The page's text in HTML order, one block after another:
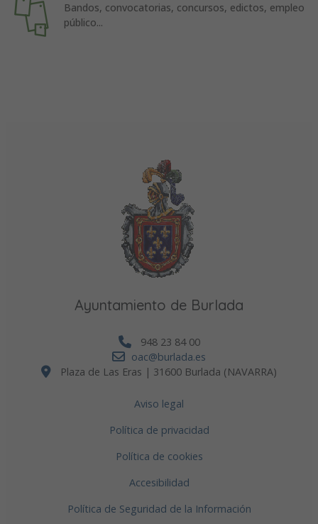
Bandos, convocatorias, concursos, edictos, empleo
público...
Ayuntamiento de Burlada
948 23 84 00
oac@burlada.es
Plaza de Las Eras | 31600 Burlada (NAVARRA)
Aviso legal
Política de privacidad
Política de cookies
Accesibilidad
Política de Seguridad de la Información